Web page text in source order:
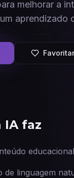
melhorar a
aprendizado
Favoritar
IA faz
de linguagem